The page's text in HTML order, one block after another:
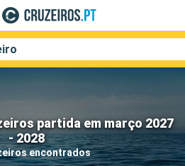
partida em março 2027
- 2028
encontrados